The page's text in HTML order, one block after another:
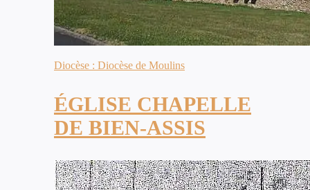
Diocèse : Diocèse de Moulins
ÉGLISE CHAPELLE
DE BIEN-ASSIS